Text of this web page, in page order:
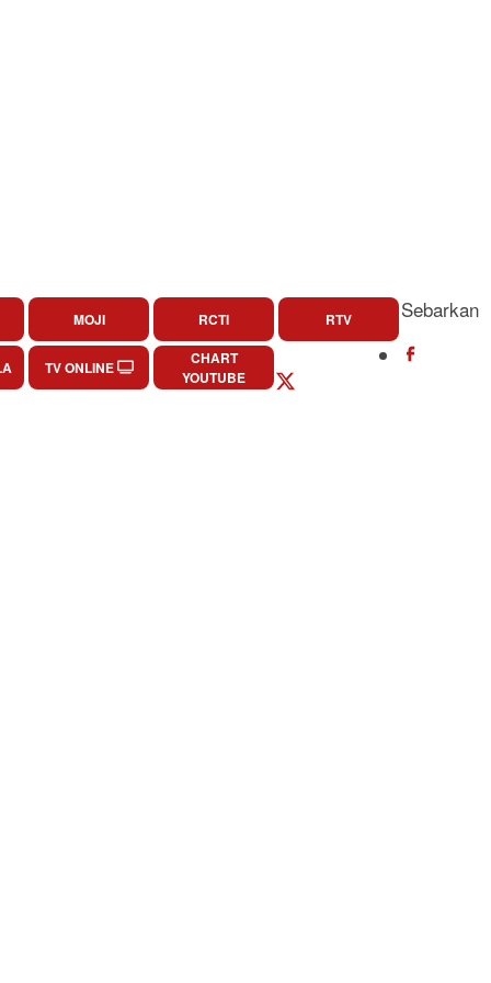
MOJI RCTI RTV
TV ONLINE
CHART
YOUTUBE
Sebarkan